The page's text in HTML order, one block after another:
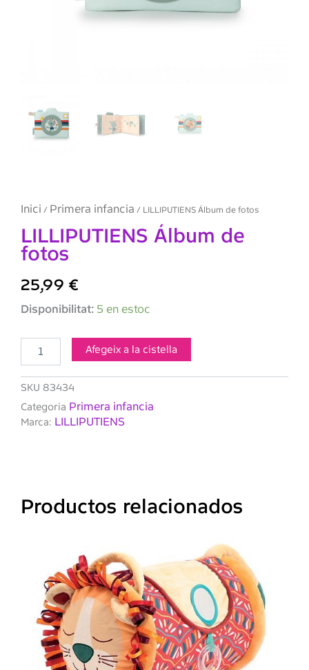
Inici / Primera infancia / LILLIPUTIENS Álbum de fotos
LILLIPUTIENS Álbum de
fotos
25,99 €
Disponibilitat: 5 en estoc
quantitat
Álbum
fotos
Afegeix a la cistella
SKU 83434
Categoria Primera infancia
Marca: LILLIPUTIENS
Productos relacionados